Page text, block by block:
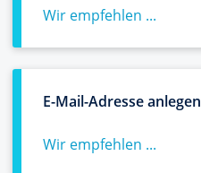
Wir empfehlen ...
E-Mail-Adresse anlegen
Wir empfehlen ...